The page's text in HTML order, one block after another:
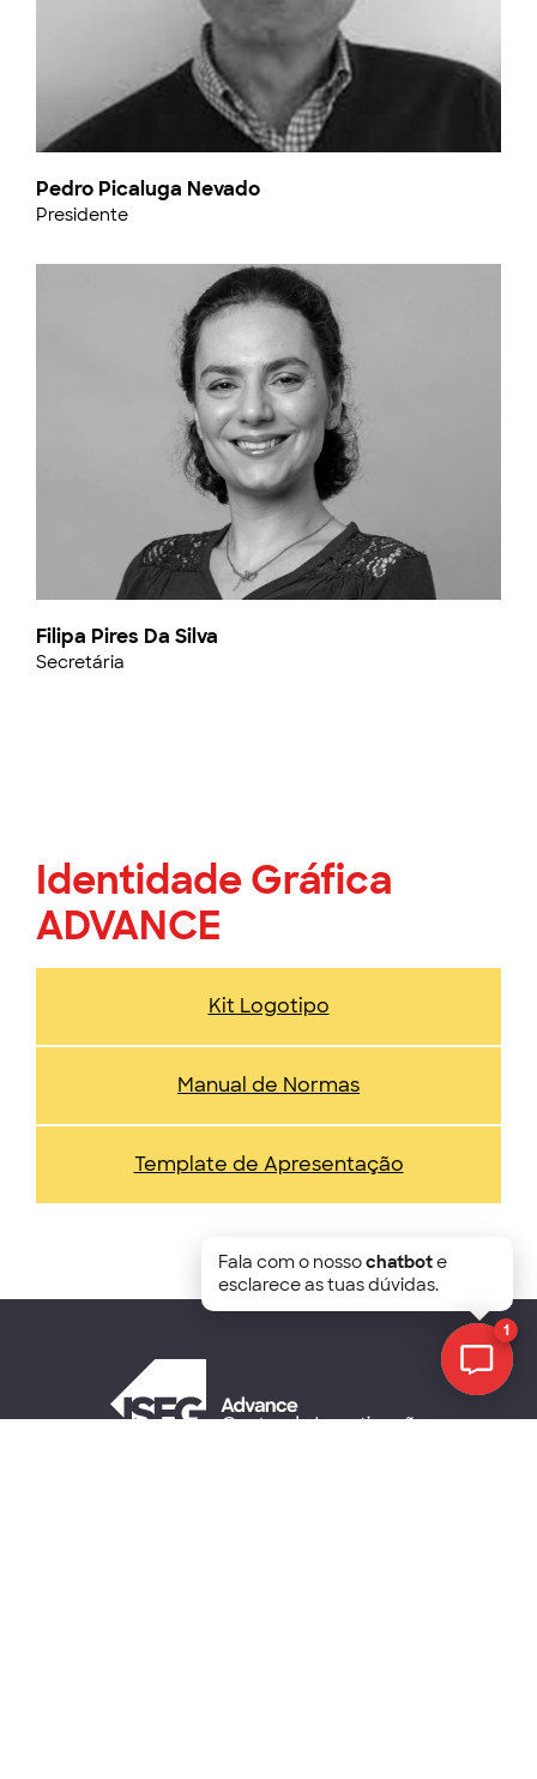
Pedro Picaluga Nevado
Presidente
Filipa Pires Da Silva
Secretária
Identidade Gráfica
ADVANCE
Kit Logotipo
Manual de Normas
Template de Apresentação
1
Fala com o nossochatbote
esclarece as tuas dúvidas.